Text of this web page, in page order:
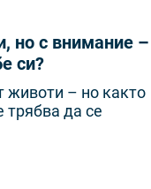
но с внимание –
си?
животи – но както
трябва да се